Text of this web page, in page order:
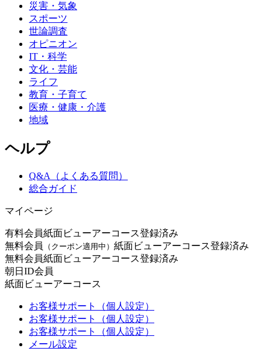
災害・気象
スポーツ
世論調査
オピニオン
IT・科学
文化・芸能
ライフ
教育・子育て
医療・健康・介護
地域
ヘルプ
Q&A（よくある質問）
総合ガイド
マイページ
有料会員紙面ビューアーコース登録済み
無料会員
（クーポン適用中） 紙面ビューアーコース登録済み
無料会員紙面ビューアーコース登録済み
朝日ID会員
紙面ビューアーコース
お客様サポート（個人設定）
お客様サポート（個人設定）
お客様サポート（個人設定）
メール設定